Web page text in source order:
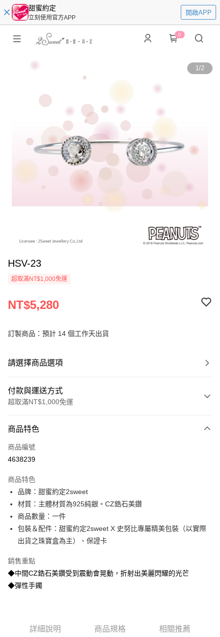
甜蜜約定
立刻使用官方APP
開啟APP
0
1/2
HSV-23
超取滿NT$1,000免運
NT$5,280
訂製商品：預計 14 個工作天出貨
請選擇商品選項
付款與運送方式
超取滿NT$1,000免運
信用卡一次付款
信用卡分期付款
合作金庫商業銀行
華南商業銀行
上海商業儲蓄銀行
台北富邦商業銀行
國泰世華商業銀行
臺灣中小企業銀行
台中商業銀行
匯豐（台灣）商業銀行
聯邦商業銀行
元大商業銀行
台新國際商業銀行
中國信託商業銀行
台灣樂天信用卡公司
6 期 0 利率 每期
華南商業銀行
彰化商業銀行
上海商業儲蓄銀行
國泰世華商業銀行
兆豐國際商業銀行
臺灣中小企業銀行
聯邦商業銀行
元大商業銀行
永豐商業銀行
玉山商業銀行
超商取貨付款
LINE Pay
Apple Pay
街口支付
悠遊付
全家取貨付款
商品特色
商品編號
4638239
商品特色
品牌：甜蜜約定2sweet
材質：主體材質為925純銀。CZ鋯石美鑽
商品數量：一件
包裝＆配件：甜蜜約定2sweet X 史努比專屬精美包裝（以實際
出貨之珠寶盒為主）、保證卡
銷售重點
◆中間CZ鋯石美鑽受到震動會晃動，折射出美麗閃耀的光芒
◆彈性手鐲
詳細說明 商品規格 相關推薦